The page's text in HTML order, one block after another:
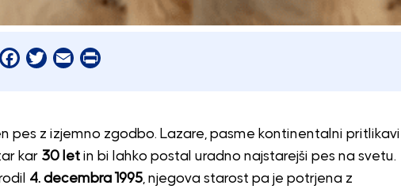
Facebook
Twitter
EmailPrint
pes z izjemno zgodbo. Lazare, pasme kontinentalni pritlikavi
kar 30 letin bi lahko postal uradno najstarejši pes na svetu.
4. decembra 1995, njegova starost pa je potrjena z